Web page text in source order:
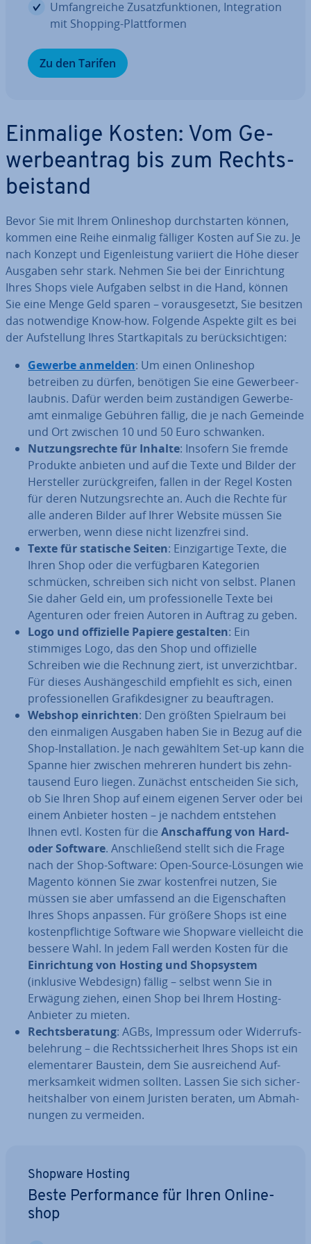
Um­fang­rei­che Zu­satz­funk­tio­nen, In­te­gra­ti­on
mit Shopping-Platt­for­men
Zu den Tarifen
Einmalige Kosten: Vom Ge­
wer­be­an­trag bis zum Rechts­
bei­stand
Bevor Sie mit Ihrem On­line­shop durch­star­ten können,
kommen eine Reihe einmalig fälliger Kosten auf Sie zu. Je
nach Konzept und Ei­gen­leis­tung variiert die Höhe dieser
Ausgaben sehr stark. Nehmen Sie bei der Ein­rich­tung
Ihres Shops viele Aufgaben selbst in die Hand, können
Sie eine Menge Geld sparen – vor­aus­ge­setzt, Sie besitzen
das not­wen­di­ge Know-how. Folgende Aspekte gilt es bei
der Auf­stel­lung Ihres Start­ka­pi­tals zu be­rück­sich­ti­gen:
Gewerbe anmelden: Um einen On­line­shop
betreiben zu dürfen, benötigen Sie eine Ge­wer­beer­
laub­nis. Dafür werden beim zu­stän­di­gen Ge­wer­be­
amt einmalige Gebühren fällig, die je nach Gemeinde
und Ort zwischen 10 und 50 Euro schwanken.
Nut­zungs­rech­te für Inhalte: Insofern Sie fremde
Produkte anbieten und auf die Texte und Bilder der
Her­stel­ler zu­rück­grei­fen, fallen in der Regel Kosten
für deren Nut­zungs­rech­te an. Auch die Rechte für
alle anderen Bilder auf Ihrer Website müssen Sie
erwerben, wenn diese nicht li­zenz­frei sind.
Texte für statische Seiten: Ein­zig­ar­ti­ge Texte, die
Ihren Shop oder die ver­füg­ba­ren Ka­te­go­rien
schmücken, schreiben sich nicht von selbst. Planen
Sie daher Geld ein, um pro­fes­sio­nel­le Texte bei
Agenturen oder freien Autoren in Auftrag zu geben.
Logo und of­fi­zi­el­le Papiere gestalten: Ein
stimmiges Logo, das den Shop und of­fi­zi­el­le
Schreiben wie die Rechnung ziert, ist un­ver­zicht­bar.
Für dieses Aus­hän­ge­schild empfiehlt es sich, einen
pro­fes­sio­nel­len Gra­fik­de­si­gner zu be­auf­tra­gen.
Webshop ein­rich­ten: Den größten Spielraum bei
den ein­ma­li­gen Ausgaben haben Sie in Bezug auf die
Shop-In­stal­la­ti­on. Je nach gewähltem Set-up kann die
Spanne hier zwischen mehreren hundert bis zehn­
tau­send Euro liegen. Zunächst ent­schei­den Sie sich,
ob Sie Ihren Shop auf einem eigenen Server oder bei
einem Anbieter hosten – je nachdem entstehen
Ihnen evtl. Kosten für die An­schaf­fung von Hard-
oder Software. An­schlie­ßend stellt sich die Frage
nach der Shop-Software: Open-Source-Lösungen wie
Magento können Sie zwar kos­ten­frei nutzen, Sie
müssen sie aber umfassend an die Ei­gen­schaf­ten
Ihres Shops anpassen. Für größere Shops ist eine
kos­ten­pflich­ti­ge Software wie Shopware viel­leicht die
bessere Wahl. In jedem Fall werden Kosten für die
Ein­rich­tung von Hosting und Shop­sys­tem
(inklusive Webdesign) fällig – selbst wenn Sie in
Erwägung ziehen, einen Shop bei Ihrem Hosting-
Anbieter zu mieten.
Rechts­be­ra­tung: AGBs, Impressum oder Wi­der­rufs­
be­leh­rung – die Rechts­si­cher­heit Ihres Shops ist ein
ele­men­ta­rer Baustein, dem Sie aus­rei­chend Auf­
merk­sam­keit widmen sollten. Lassen Sie sich si­cher­
heits­hal­ber von einem Juristen beraten, um Ab­mah­
nun­gen zu vermeiden.
Shopware Hosting
Beste Per­for­mance für Ihren On­line­
shop